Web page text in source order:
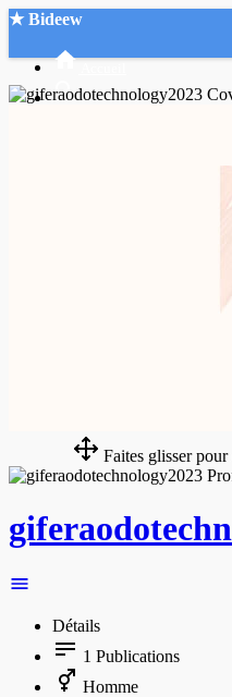
★ Bideew
Faites glisser
Détails
1 Publications
Homme